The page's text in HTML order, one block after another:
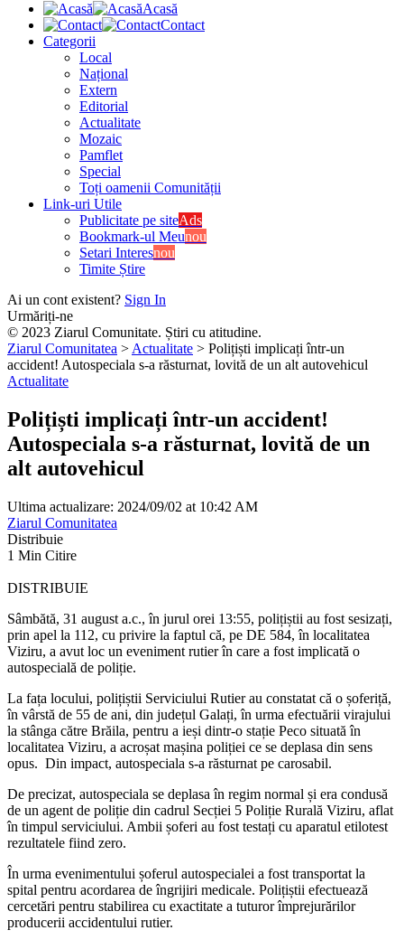
Acasă
Contact
Categorii
Local
Național
Extern
Editorial
Actualitate
Mozaic
Pamflet
Special
Toți oamenii Comunității
Link-uri Utile
Publicitate pe siteAds
Bookmark-ul Meunou
Setari Interesnou
Timite Știre
Ai un cont existent? Sign In
Urmăriți-ne
© 2023 Ziarul Comunitate. Știri cu atitudine.
Ziarul Comunitatea > Actualitate > Polițiști implicați într-un
accident! Autospeciala s-a răsturnat, lovită de un alt autovehicul
Actualitate
Polițiști implicați într-un accident!
Autospeciala s-a răsturnat, lovită de un
alt autovehicul
Ultima actualizare: 2024/09/02 at 10:42 AM
Ziarul Comunitatea
Distribuie
1 Min Citire
DISTRIBUIE
Sâmbătă, 31 august a.c., în jurul orei 13:55, polițiștii au fost sesizați,
prin apel la 112, cu privire la faptul că, pe DE 584, în localitatea
Viziru, a avut loc un eveniment rutier în care a fost implicată o
autospecială de poliție.
La fața locului, polițiștii Serviciului Rutier au constatat că o șoferiță,
în vârstă de 55 de ani, din județul Galați, în urma efectuării virajului
la stânga către Brăila, pentru a ieși dintr-o stație Peco situată în
localitatea Viziru, a acroșat mașina poliției ce se deplasa din sens
opus. Din impact, autospeciala s-a răsturnat pe carosabil.
De precizat, autospeciala se deplasa în regim normal și era condusă
de un agent de poliție din cadrul Secției 5 Poliție Rurală Viziru, aflat
în timpul serviciului. Ambii șoferi au fost testați cu aparatul etilotest
rezultatele fiind zero.
În urma evenimentului șoferul autospecialei a fost transportat la
spital pentru acordarea de îngrijiri medicale. Polițiștii efectuează
cercetări pentru stabilirea cu exactitate a tuturor împrejurărilor
producerii accidentului rutier.